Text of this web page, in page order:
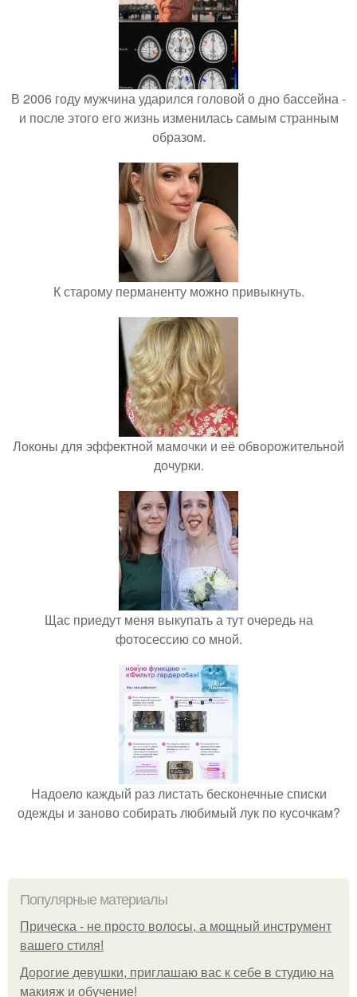
В 2006 году мужчина ударился головой о дно бассейна -
и после этого его жизнь изменилась самым странным
образом.
К старому перманенту можно привыкнуть.
Локоны для эффектной мамочки и её обворожительной
дочурки.
Щас приедут меня выкупать а тут очередь на
фотосессию со мной.
Надоело каждый раз листать бесконечные списки
одежды и заново собирать любимый лук по кусочкам?
Популярные материалы
Прическа - не просто волосы, а мощный инструмент
вашего стиля!
Дорогие девушки, приглашаю вас к себе в студию на
макияж и обучение!